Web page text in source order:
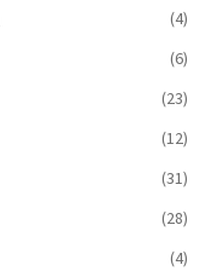
(4)
(6)
(23)
(12)
(31)
(28)
(4)